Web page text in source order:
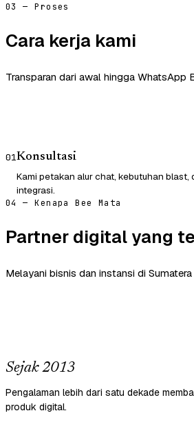
03 — Proses
Cara kerja kami
Transparan dari awal hingga WhatsApp
01Konsultasi
Kami petakan alur chat, kebutuhan blast,
integrasi.
04 — Kenapa Bee Mata
Partner digital yang
Melayani bisnis dan instansi di
Sejak 2013
Pengalaman lebih dari satu dekade
produk digital.